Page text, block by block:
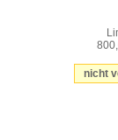
nicht